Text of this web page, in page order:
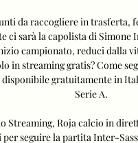
da raccogliere in trasferta,
ci sarà la capolista di Simone
campionato, reduci dalla
in streaming gratis? Come
gratuitamente in
Serie A.
Streaming, Roja calcio in
seguire la partita Inter-